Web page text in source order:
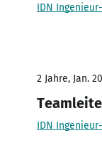
IDN
2 Jahre, Jan.
IDN